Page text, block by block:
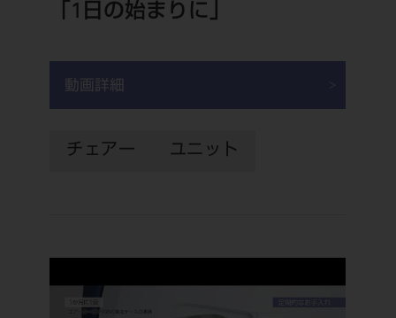
「1日の始まりに」
動画詳細
チェアー ユニット